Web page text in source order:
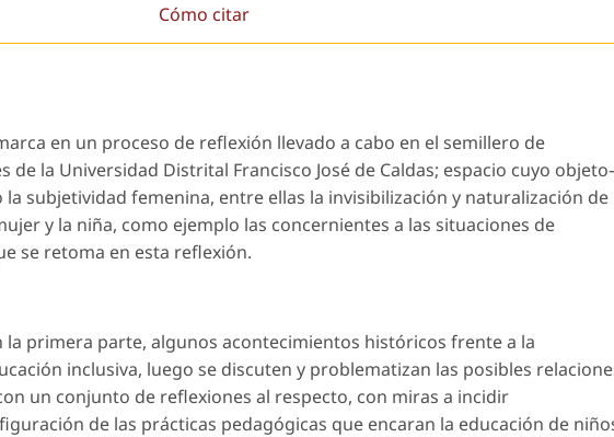
Cómo citar
en un proceso de reflexión llevado a cabo en el semillero de
de la Universidad Distrital Francisco José de Caldas; espacio cuyo
subjetividad femenina, entre ellas la invisibilización y naturalización de
y la niña, como ejemplo las concernientes a las situaciones de
se retoma en esta reflexión.
la primera parte, algunos acontecimientos históricos frente a la
inclusiva, luego se discuten y problematizan las posibles
un conjunto de reflexiones al respecto, con miras a incidir
de las prácticas pedagógicas que encaran la educación de